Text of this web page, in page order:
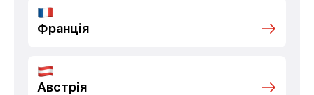
Франція
Австрія